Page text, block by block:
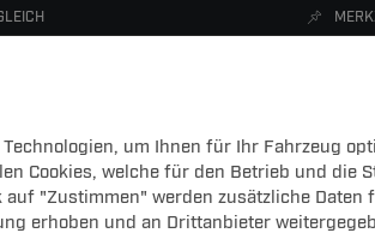
um Ihnen für Ihr Fahrzeug
Cookies, welche für den Betrieb und die
"Zustimmen" werden zusätzliche Daten
erhoben und an Drittanbieter
FAHRRADTRÄGER ZUBEHÖR